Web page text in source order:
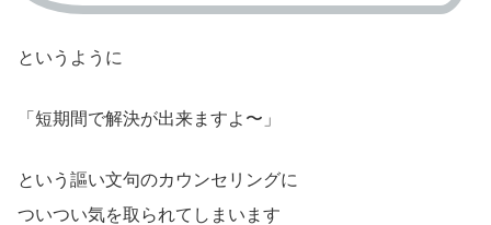
というように
「短期間で解決が出来ますよ〜」
という謳い文句のカウンセリングに
ついつい気を取られてしまいます